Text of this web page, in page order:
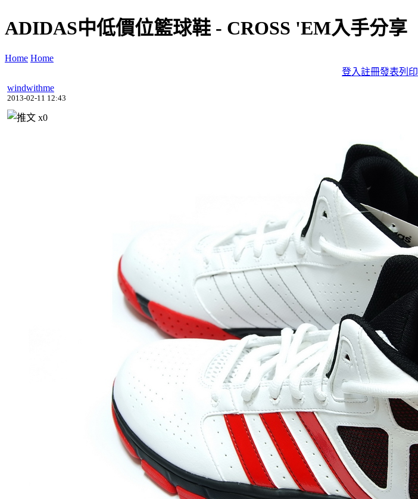
ADIDAS中低價位籃球鞋 - CROSS 'EM入手分享
Home Home
登入註冊發表列印
windwithme
2013-02-11 12:43
x0